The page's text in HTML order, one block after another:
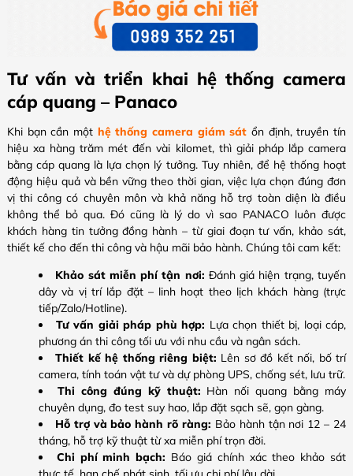
Tư vấn và triển khai hệ thống camera
cáp quang – Panaco
Khi bạn cần một hệ thống camera giám sát ổn định, truyền tín
hiệu xa hàng trăm mét đến vài kilomet, thì giải pháp lắp camera
bằng cáp quang là lựa chọn lý tưởng. Tuy nhiên, để hệ thống hoạt
động hiệu quả và bền vững theo thời gian, việc lựa chọn đúng đơn
vị thi công có chuyên môn và khả năng hỗ trợ toàn diện là điều
không thể bỏ qua. Đó cũng là lý do vì sao PANACO luôn được
khách hàng tin tưởng đồng hành – từ giai đoạn tư vấn, khảo sát,
thiết kế cho đến thi công và hậu mãi bảo hành. Chúng tôi cam kết:
Khảo sát miễn phí tận nơi: Đánh giá hiện trạng, tuyến
dây và vị trí lắp đặt – linh hoạt theo lịch khách hàng (trực
tiếp/Zalo/Hotline).
Tư vấn giải pháp phù hợp: Lựa chọn thiết bị, loại cáp,
phương án thi công tối ưu với nhu cầu và ngân sách.
Thiết kế hệ thống riêng biệt: Lên sơ đồ kết nối, bố trí
camera, tính toán vật tư và dự phòng UPS, chống sét, lưu trữ.
Thi công đúng kỹ thuật: Hàn nối quang bằng máy
chuyên dụng, đo test suy hao, lắp đặt sạch sẽ, gọn gàng.
Hỗ trợ và bảo hành rõ ràng: Bảo hành tận nơi 12 – 24
tháng, hỗ trợ kỹ thuật từ xa miễn phí trọn đời.
Chi phí minh bạch: Báo giá chính xác theo khảo sát